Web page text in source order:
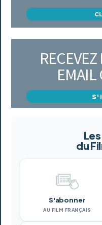
EMAIL
du
S'abonner
AU FILM FRANÇAIS